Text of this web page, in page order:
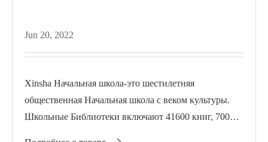
Jun 20, 2022
Xinsha Начальная школа-это шестилетняя
общественная Начальная школа с веком культуры.
Школьные Библиотеки включают 41600 книг, 70000